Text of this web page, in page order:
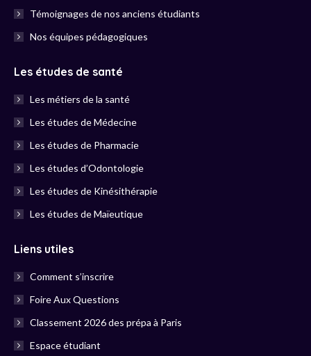
Témoignages de nos anciens étudiants
Nos équipes pédagogiques
Les études de santé
Les métiers de la santé
Les études de Médecine
Les études de Pharmacie
Les études d’Odontologie
Les études de Kinésithérapie
Les études de Maïeutique
Liens utiles
Comment s’inscrire
Foire Aux Questions
Classement 2026 des prépa à Paris
Espace étudiant